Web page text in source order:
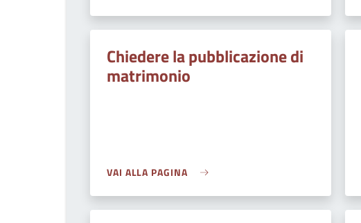
Chiedere la pubblicazione di
matrimonio
VAI ALLA PAGINA